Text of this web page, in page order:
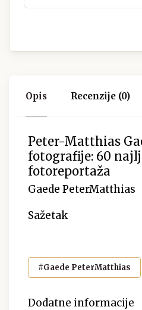
Opis Recenzije (0)
Peter-Matthias
fotografije: 60
fotoreportaža
Gaede PeterMatthias
Sažetak
#Gaede PeterMatthias
Dodatne informacije